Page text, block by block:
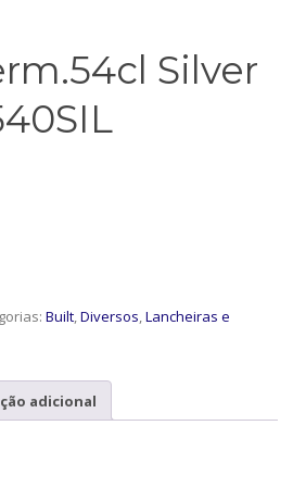
Silver
Built,Diversos,Lancheiras e
adicional